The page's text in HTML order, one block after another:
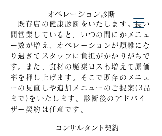
​オペレーション診断
既存店の健康診断をいたします。長い
間営業していると、いつの間にかメニュ
ー数が増え、オペレーションが煩雑にな
り過ぎてスタッフに負担がかかりがちで
す。また、食材の廃棄ロスも増えて原価
率を押し上げます。そこで 既存のメニュ
ーの見直しや追加メニューのご提案(3品
まで)を いた します。診断後のアドバイ
ザー契約は任意です。
​コンサルタント契約